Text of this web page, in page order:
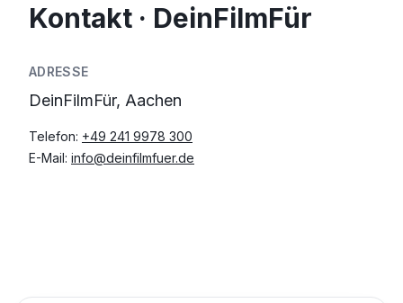
Kontakt · DeinFilmFür
ADRESSE
DeinFilmFür, Aachen
Telefon: +49 241 9978 300
E-Mail: info@deinfilmfuer.de